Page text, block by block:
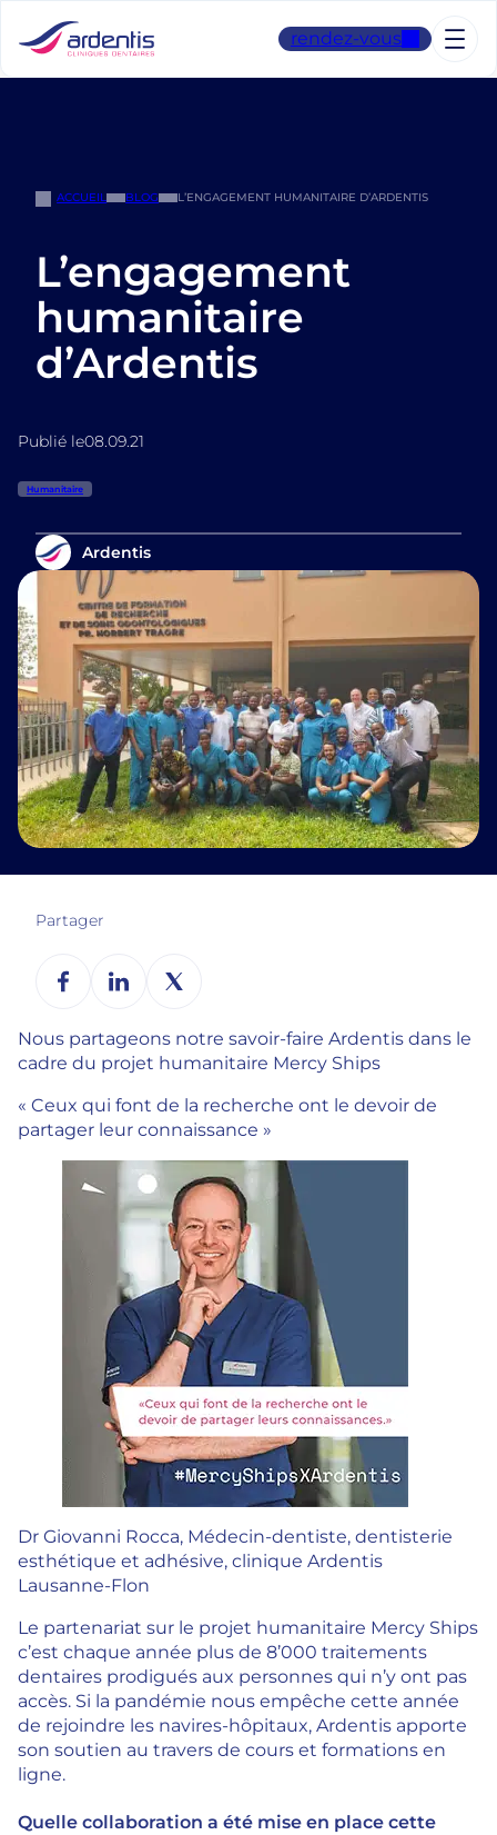
contenu
rendez-vous
ACCUEIL BLOG L’ENGAGEMENT HUMANITAIRE D’ARDENTIS
L’engagement
humanitaire
d’Ardentis
Publié le08.09.21
Humanitaire
Ardentis
Partager
Nous partageons notre savoir-faire Ardentis dans le
cadre du projet humanitaire Mercy Ships
« Ceux qui font de la recherche ont le devoir de
partager leur connaissance »
Dr Giovanni Rocca, Médecin-dentiste, dentisterie
esthétique et adhésive, clinique Ardentis
Lausanne-Flon
Le partenariat sur le projet humanitaire Mercy Ships
c’est chaque année plus de 8’000 traitements
dentaires prodigués aux personnes qui n’y ont pas
accès. Si la pandémie nous empêche cette année
de rejoindre les navires-hôpitaux, Ardentis apporte
son soutien au travers de cours et formations en
ligne.
Quelle collaboration a été mise en place cette